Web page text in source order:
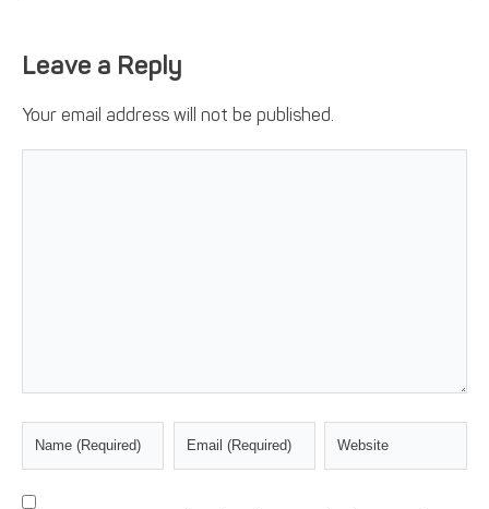
Leave a Reply
Your email address will not be published.